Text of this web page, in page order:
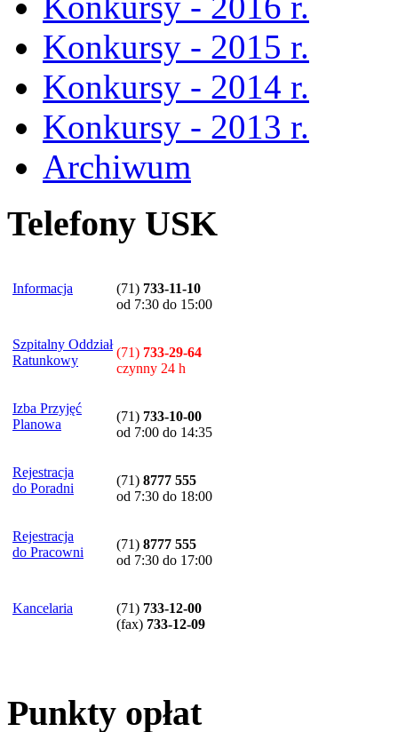
Konkursy - 2015 r.
Konkursy - 2014 r.
Konkursy - 2013 r.
Archiwum
Telefony USK
Informacja (71) 733-11-10
od 7:30 do 15:00
Szpitalny Oddział
Ratunkowy
(71) 733-29-64
czynny 24 h
Izba Przyjęć
Planowa
(71) 733-10-00
od 7:00 do 14:35
Rejestracja
do Poradni
(71) 8777 555
od 7:30 do 18:00
Rejestracja
do Pracowni
(71) 8777 555
od 7:30 do 17:00
Kancelaria (71) 733-12-00
(fax) 733-12-09
Punkty opłat